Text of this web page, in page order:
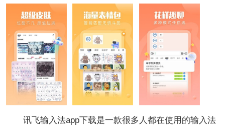
讯飞输入法app下载是一款很多人都在使用的输入法